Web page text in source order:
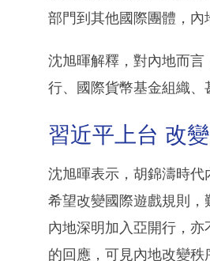
部門到其他國際團體，內
沈旭暉解釋，對內地而
行、國際貨幣基金組織、
習近平上台 改
沈旭暉表示，胡錦濤時
希望改變國際遊戲規則
內地深明加入亞開行，亦
的回應，可見內地改變秩